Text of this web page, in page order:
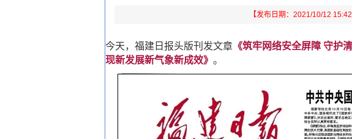
【发布日期：2021/10/12
今天，福建日报头版刊发文章 《筑牢网络安全屏障 守
现新发展新气象新成效》 。